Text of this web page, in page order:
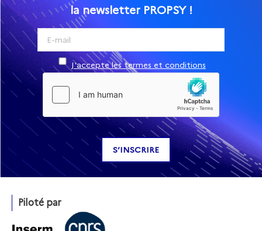
la newsletter PROPSY !
J'accepte les termes et conditions
Piloté par